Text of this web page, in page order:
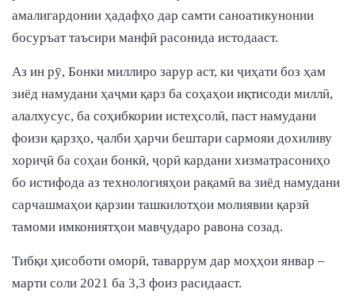
амалигардонии ҳадафҳо дар самти саноатикунонии
босуръат таъсири манфӣ расонида истодааст.
Аз ин рӯ, Бонки миллиро зарур аст, ки ҷиҳати боз ҳам
зиёд намудани ҳаҷми қарз ба соҳаҳои иқтисоди миллӣ,
алалхусус, ба соҳибкории истеҳсолӣ, паст намудани
фоизи қарзҳо, ҷалби ҳарчи бештари сармояи дохиливу
хориҷӣ ба соҳаи бонкӣ, ҷорӣ кардани хизматрасониҳо
бо истифода аз технологияҳои рақамӣ ва зиёд намудани
сарчашмаҳои қарзии ташкилотҳои молиявии қарзӣ
тамоми имкониятҳои мавҷударо равона созад.
Тибқи ҳисоботи оморӣ, таваррум дар моҳҳои январ –
марти соли 2021 ба 3,3 фоиз расидааст.